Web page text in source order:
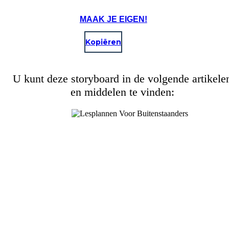
MAAK JE EIGEN!
Kopiëren
U kunt deze storyboard in de volgende
en middelen te vinden: